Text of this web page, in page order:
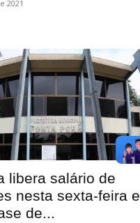
2021
libera salário de
nesta sexta-feira e
de...